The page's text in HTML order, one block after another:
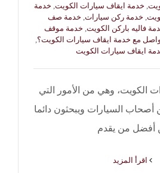
خدمة ايقاف سيارات الكويت خدمة
خدمة ركن سيارات خدمة صف
فاليه باركن الكويت خدمة موقف
مع خدمة ايقاف سيارات الكويت؟
ايقاف سيارات الكويت
الكويت، وهي من الأمور التي
أصحاب السيارات ويبحثون دائما
أفضل من يقدم